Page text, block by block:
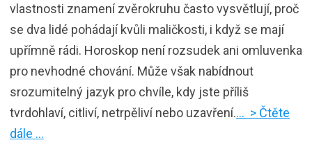
vlastnosti znamení zvěrokruhu často vysvětlují, proč
se dva lidé pohádají kvůli maličkosti, i když se mají
upřímně rádi. Horoskop není rozsudek ani omluvenka
pro nevhodné chování. Může však nabídnout
srozumitelný jazyk pro chvíle, kdy jste příliš
tvrdohlaví, citliví, netrpěliví nebo uzavření.… > Čtěte
dále …